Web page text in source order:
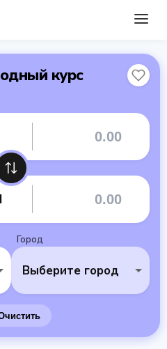
курс
Город
Выберите город